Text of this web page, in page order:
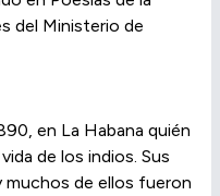
del Ministerio de
en La Habana quién
de los indios. Sus
muchos de ellos fueron